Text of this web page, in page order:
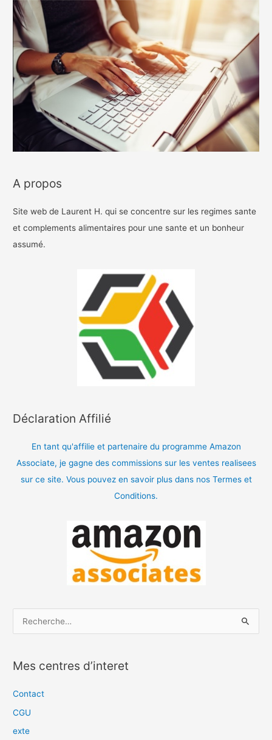
A propos
Site web de Laurent H. qui se concentre sur les regimes sante
et complements alimentaires pour une sante et un bonheur
assumé.
Déclaration Affilié
En tant qu'affilie et partenaire du programme Amazon
Associate, je gagne des commissions sur les ventes realisees
sur ce site. Vous pouvez en savoir plus dans nos Termes et
Conditions.
h
e
Mes centres d’interet
Contact
CGU
exte